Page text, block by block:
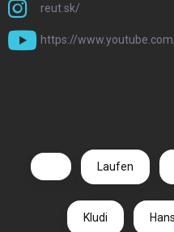
reut.sk/
https://
Laufen
Kludi